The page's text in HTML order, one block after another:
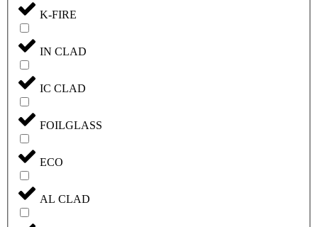
K-FIRE
IN CLAD
IC CLAD
FOILGLASS
ECO
AL CLAD